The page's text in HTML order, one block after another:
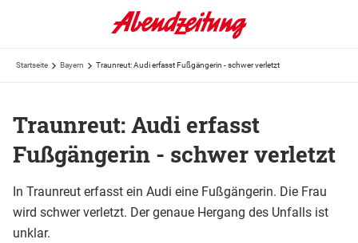
Startseite Bayern Traunreut: Audi erfasst Fußgängerin - schwer verletzt
Traunreut: Audi erfasst
Fußgängerin - schwer verletzt
In Traunreut erfasst ein Audi eine Fußgängerin. Die Frau
wird schwer verletzt. Der genaue Hergang des Unfalls ist
unklar.